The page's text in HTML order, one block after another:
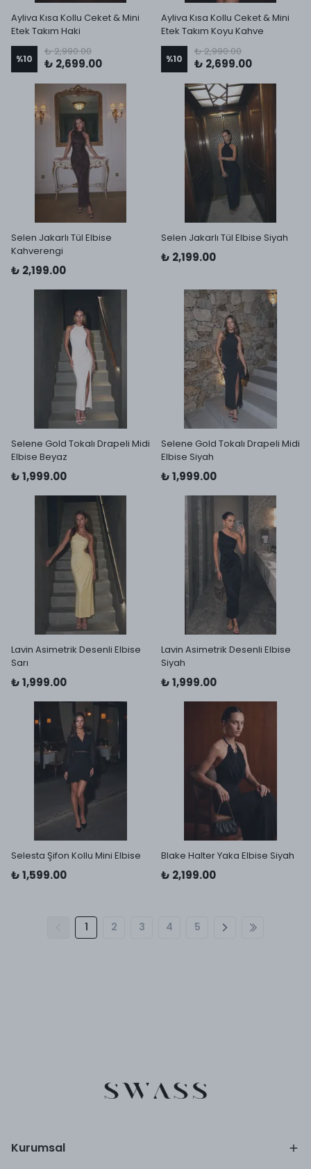
Ayliva Kısa Kollu Ceket & Mini
Etek Takım Haki
%10
₺ 2,990.00
₺ 2,699.00
Ayliva Kısa Kollu Ceket & Mini
Etek Takım Koyu Kahve
%10
₺ 2,990.00
₺ 2,699.00
Selen Jakarlı Tül Elbise
Kahverengi
₺ 2,199.00
Selen Jakarlı Tül Elbise Siyah
₺ 2,199.00
Selene Gold Tokalı Drapeli Midi
Elbise Beyaz
₺ 1,999.00
Selene Gold Tokalı Drapeli Midi
Elbise Siyah
₺ 1,999.00
Lavin Asimetrik Desenli Elbise
Sarı
₺ 1,999.00
Lavin Asimetrik Desenli Elbise
Siyah
₺ 1,999.00
Selesta Şifon Kollu Mini Elbise
₺ 1,599.00
Blake Halter Yaka Elbise Siyah
₺ 2,199.00
1 2 3 4 5
Kurumsal